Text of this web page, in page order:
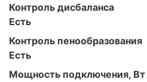
Контроль дисбаланса
Есть
Контроль пенообразования
Есть
Мощность подключения, Вт